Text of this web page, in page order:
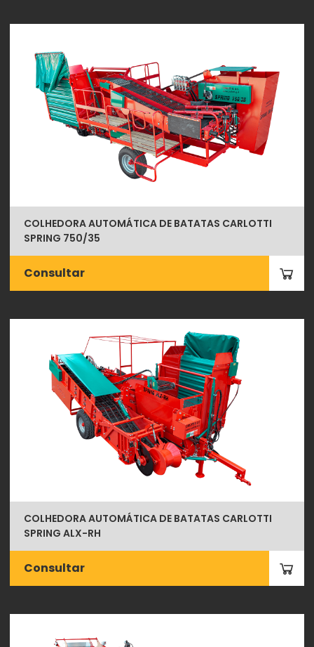
COLHEDORA AUTOMÁTICA DE BATATAS CARLOTTI
SPRING 750/35
Consultar
COLHEDORA AUTOMÁTICA DE BATATAS CARLOTTI
SPRING ALX-RH
Consultar